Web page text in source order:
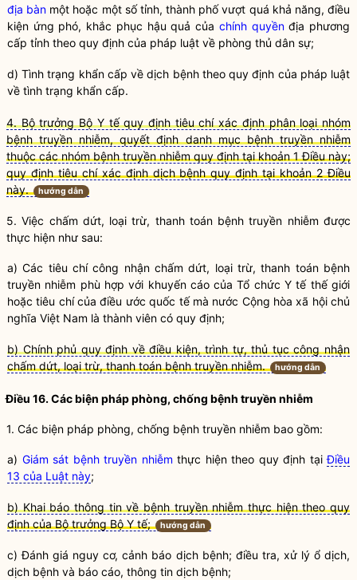
địa bàn một hoặc một số tỉnh, thành phố vượt quá khả năng, điều
kiện ứng phó, khắc phục hậu quả của chính quyềnđịa phương
cấp tỉnh theo quy định của pháp luật về phòng thủ dân sự;
d) Tình trạng khẩn cấp vềdịch bệnhtheo quy định của pháp luật
về tình trạng khẩn cấp.
4. Bộ trưởng Bộ Y tế quy định tiêu chí xác định phân loại nhóm
bệnh truyền nhiễm, quyết định danh mục bệnh truyền nhiễm
thuộc các nhóm bệnh truyền nhiễm quy định tại khoản 1 Điều này;
quy định tiêu chí xác định dịch bệnh quy định tại khoản 2 Điều
này.
hướng dẫn
5. Việc chấm dứt, loại trừ, thanh toán bệnh truyền nhiễm được
thực hiện như sau:
a) Các tiêu chí công nhận chấm dứt, loại trừ, thanh toán bệnh
truyền nhiễm phù hợp với khuyến cáo của Tổ chức Y tế thế giới
hoặc tiêu chí của điều ước quốc tế mà nước Cộng hòa xã hội chủ
nghĩa Việt Nam là thành viên có quy định;
b) Chính phủ quy định về điều kiện, trình tự, thủ tục công nhận
chấm dứt, loại trừ, thanh toán bệnh truyền nhiễm.
hướng dẫn
Điều 16. Các biện pháp phòng, chống bệnh truyền nhiễm
1. Các biện pháp phòng, chống bệnh truyền nhiễm bao gồm:
a) Giám sát bệnh truyền nhiễm thực hiện theo quy định tạiĐiều
13 của Luật này;
b) Khai báo thông tin về bệnh truyền nhiễm thực hiện theo quy
định của Bộ trưởng Bộ Y tế;
hướng dẫn
c) Đánh giá nguy cơ, cảnh báo dịch bệnh; điều tra, xử lý ổ dịch,
dịch bệnh và báo cáo, thông tin dịch bệnh;